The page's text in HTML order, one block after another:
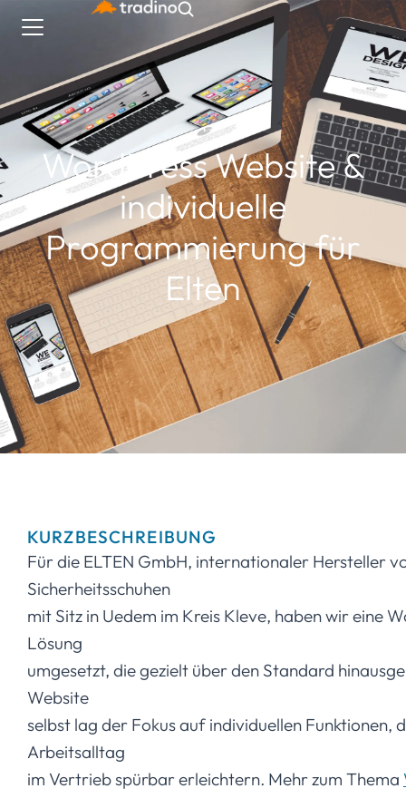
WordPress Website &
individuelle
Programmierung für
Elten
KURZBESCHREIBUNG
Für die ELTEN GmbH, internationaler Hersteller
Sicherheitsschuhen
mit Sitz in Uedem im Kreis Kleve, haben wir eine
Lösung
umgesetzt, die gezielt über den Standard
Website
selbst lag der Fokus auf individuellen Funktionen,
Arbeitsalltag
im Vertrieb spürbar erleichtern. Mehr zum Thema